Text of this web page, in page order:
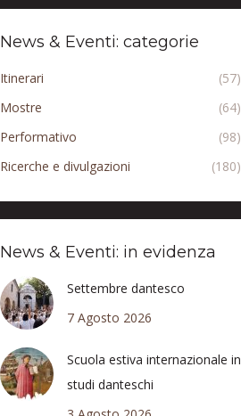
News & Eventi: categorie
Itinerari
(57)
Mostre
(64)
Performativo
(98)
Ricerche e divulgazioni
(180)
News & Eventi: in evidenza
Settembre dantesco
7 Agosto 2026
Scuola estiva internazionale in
studi danteschi